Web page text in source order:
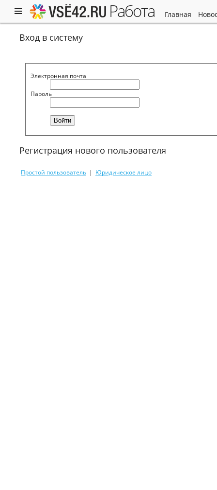
работа главная
Вход в систему
Электронная почта
Пароль
Регистрация нового пользователя
Простой пользователь | Юридическое лицо